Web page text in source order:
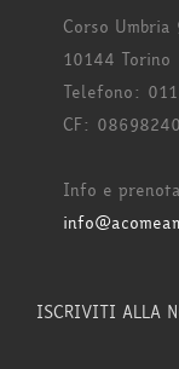
Corso Umbria
10144 Torino
Telefono:
CF:
Info e
ISCRIVITI ALLA